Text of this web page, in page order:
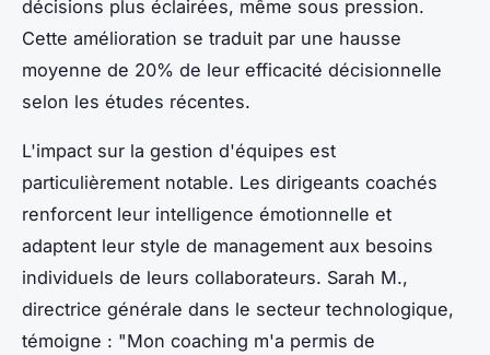
décisions plus éclairées, même sous pression.
Cette amélioration se traduit par une hausse
moyenne de 20% de leur efficacité décisionnelle
selon les études récentes.
L'impact sur la gestion d'équipes est
particulièrement notable. Les dirigeants coachés
renforcent leur intelligence émotionnelle et
adaptent leur style de management aux besoins
individuels de leurs collaborateurs. Sarah M.,
directrice générale dans le secteur technologique,
témoigne : "Mon coaching m'a permis de